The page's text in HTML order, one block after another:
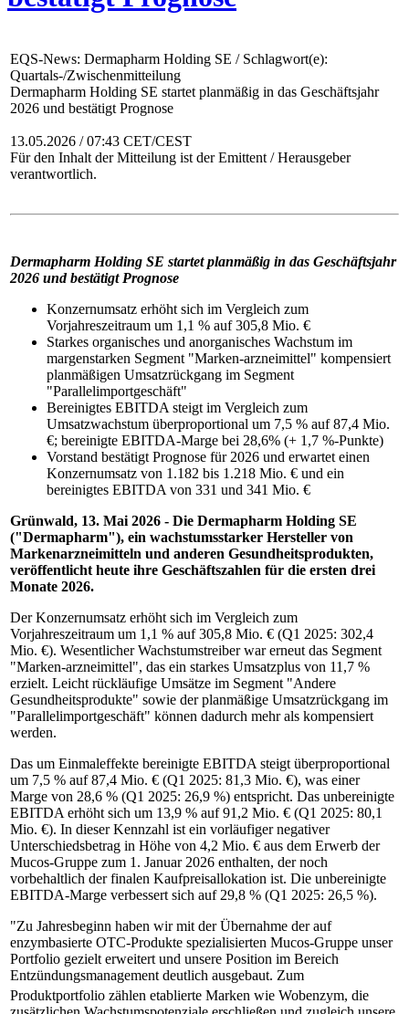
EQS-News: Dermapharm Holding SE / Schlagwort(e):
Quartals-/Zwischenmitteilung
Dermapharm Holding SE startet planmäßig in das Geschäftsjahr
2026 und bestätigt Prognose
13.05.2026 / 07:43 CET/CEST
Für den Inhalt der Mitteilung ist der Emittent / Herausgeber
verantwortlich.
Dermapharm Holding SE startet planmäßig in das Geschäftsjahr
2026 und bestätigt Prognose
Konzernumsatz erhöht sich im Vergleich zum
Vorjahreszeitraum um 1,1 % auf 305,8 Mio. €
Starkes organisches und anorganisches Wachstum im
margenstarken Segment "Marken-arzneimittel" kompensiert
planmäßigen Umsatzrückgang im Segment
"Parallelimportgeschäft"
Bereinigtes EBITDA steigt im Vergleich zum
Umsatzwachstum überproportional um 7,5 % auf 87,4 Mio.
€; bereinigte EBITDA-Marge bei 28,6% (+ 1,7 %-Punkte)
Vorstand bestätigt Prognose für 2026 und erwartet einen
Konzernumsatz von 1.182 bis 1.218 Mio. € und ein
bereinigtes EBITDA von 331 und 341 Mio. €
Grünwald, 13. Mai 2026 - Die Dermapharm Holding SE
("Dermapharm"), ein wachstumsstarker Hersteller von
Markenarzneimitteln und anderen Gesundheitsprodukten,
veröffentlicht heute ihre Geschäftszahlen für die ersten drei
Monate 2026.
Der Konzernumsatz erhöht sich im Vergleich zum
Vorjahreszeitraum um 1,1 % auf 305,8 Mio. € (Q1 2025: 302,4
Mio. €). Wesentlicher Wachstumstreiber war erneut das Segment
"Marken-arzneimittel", das ein starkes Umsatzplus von 11,7 %
erzielt. Leicht rückläufige Umsätze im Segment "Andere
Gesundheitsprodukte" sowie der planmäßige Umsatzrückgang im
"Parallelimportgeschäft" können dadurch mehr als kompensiert
werden.
Das um Einmaleffekte bereinigte EBITDA steigt überproportional
um 7,5 % auf 87,4 Mio. € (Q1 2025: 81,3 Mio. €), was einer
Marge von 28,6 % (Q1 2025: 26,9 %) entspricht. Das unbereinigte
EBITDA erhöht sich um 13,9 % auf 91,2 Mio. € (Q1 2025: 80,1
Mio. €). In dieser Kennzahl ist ein vorläufiger negativer
Unterschiedsbetrag in Höhe von 4,2 Mio. € aus dem Erwerb der
Mucos-Gruppe zum 1. Januar 2026 enthalten, der noch
vorbehaltlich der finalen Kaufpreisallokation ist. Die unbereinigte
EBITDA-Marge verbessert sich auf 29,8 % (Q1 2025: 26,5 %).
"Zu Jahresbeginn haben wir mit der Übernahme der auf
enzymbasierte OTC-Produkte spezialisierten Mucos-Gruppe unser
Portfolio gezielt erweitert und unsere Position im Bereich
Entzündungsmanagement deutlich ausgebaut. Zum
Produktportfolio zählen etablierte Marken wie Wobenzym, die